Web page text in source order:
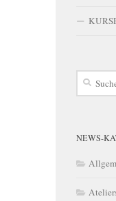
Suchen
NEWS-